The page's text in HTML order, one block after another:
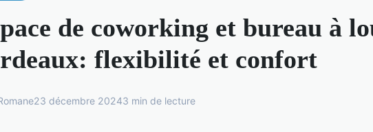
de coworking et bureau à
flexibilité et confort
23 décembre 20243 min de lecture